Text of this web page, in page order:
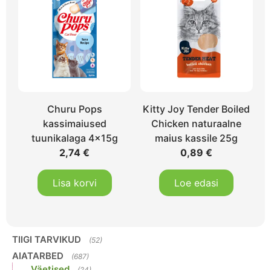
Churu Pops
kassimaiused
tuunikalaga 4x15g
2,74€
Lisa korvi
Kitty Joy Tender Boiled
Chicken naturaalne
maius kassile 25g
0,89€
Loe edasi
TIIGI TARVIKUD (52)
AIATARBED (687)